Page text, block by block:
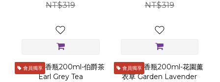
NT$319 NT$319
會員獨享 會員獨享